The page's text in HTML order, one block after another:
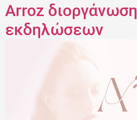
Arroz διοργάνωση
εκδηλώσεων